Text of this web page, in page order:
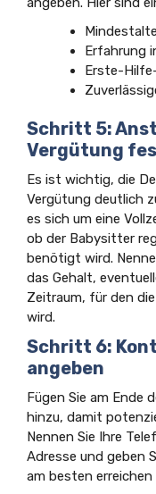
Erfahrung
Erste-
Schritt 5:
Vergütung
Es ist wichtig, die
Vergütung deutlich
es sich um eine
ob der Babysitter
benötigt wird.
das Gehalt,
Zeitraum, für den
wird.
Schritt 6:
angeben
Fügen Sie am Ende
hinzu, damit
Nennen Sie Ihre
Adresse und geben
am besten erreichen